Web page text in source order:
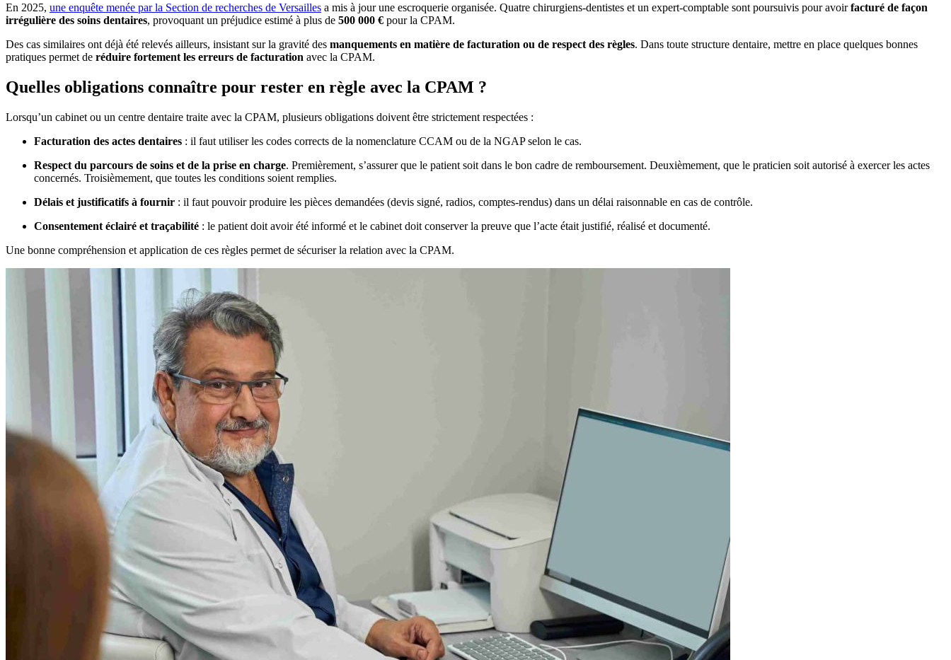
En 2025, une enquête menée par la Section de recherches de Versailles a mis à jour une escroquerie organisée. Quatre chirurgiens-dentistes et un expert-comptable sont poursuivis pour avoirfacturé de façon
irrégulière des soins dentaires, provoquant un préjudice estimé à plus de 500 000 € pour la CPAM.
Des cas similaires ont déjà été relevés ailleurs, insistant sur la gravité des manquements en matière de facturation ou de respect des règles. Dans toute structure dentaire, mettre en place quelques bonnes
pratiques permet de réduire fortement les erreurs de facturation avec la CPAM.
Quelles obligations connaître pour rester en règle avec la CPAM ?
Lorsqu’un cabinet ou un centre dentaire traite avec la CPAM, plusieurs obligations doivent être strictement respectées :
Facturation des actes dentaires : il faut utiliser les codes corrects de la nomenclature CCAM ou de la NGAP selon le cas.
Respect du parcours de soins et de la prise en charge. Premièrement, s’assurer que le patient soit dans le bon cadre de remboursement. Deuxièmement, que le praticien soit autorisé à exercer les actes
concernés. Troisièmement, que toutes les conditions soient remplies.
Délais et justificatifs à fournir : il faut pouvoir produire les pièces demandées (devis signé, radios, comptes-rendus) dans un délai raisonnable en cas de contrôle.
Consentement éclairé et traçabilité : le patient doit avoir été informé et le cabinet doit conserver la preuve que l’acte était justifié, réalisé et documenté.
Une bonne compréhension et application de ces règles permet de sécuriser la relation avec la CPAM.